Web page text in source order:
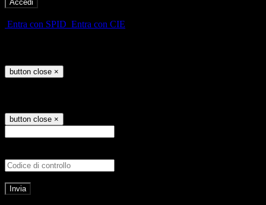
Entra con SPID Entra con CIE
button close ×
button close ×